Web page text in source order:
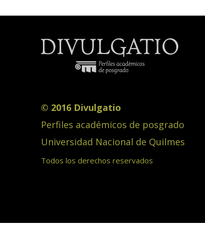
© 2016 Divulgatio
Perfiles académicos de posgrado
Universidad Nacional de Quilmes
Todos los derechos reservados